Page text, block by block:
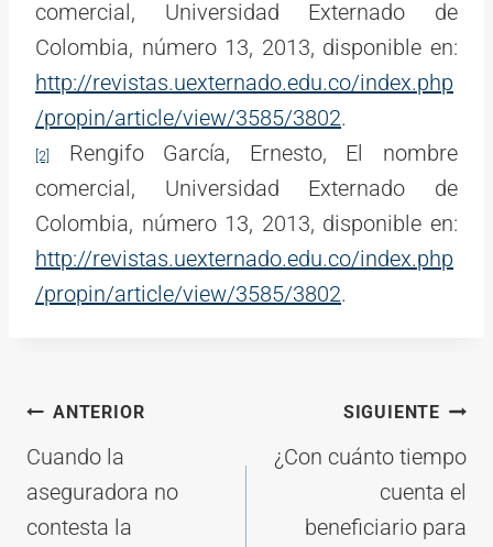
comercial, Universidad Externado de
Colombia, número 13, 2013, disponible en:
http://revistas.uexternado.edu.co/index.php
/propin/article/view/3585/3802.
[2]
Rengifo García, Ernesto, El nombre
comercial, Universidad Externado de
Colombia, número 13, 2013, disponible en:
http://revistas.uexternado.edu.co/index.php
/propin/article/view/3585/3802.
Navegación
de
entradas
ANTERIOR
Cuando la
aseguradora no
contesta la
SIGUIENTE
¿Con cuánto tiempo
cuenta el
beneficiario para